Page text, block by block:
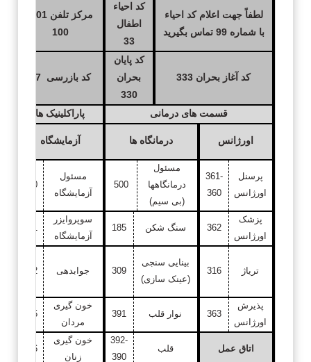
لطفاً جهت اعلام کد احیاء
با شماره 99 تماس بگیرید
کد احیاء
اطفال
33
100
کد آغاز بحران 333
کد پایان
بحران
330
کد بازرسی 77
قسمت های درمانی پاراکلینیک ها
اورژانس درمانگاه ها آزمایشگاه
پرسنل
اورژانس
361-
360
مسئول
درمانگاهها
(بی سیم)
500
مسئول
آزمایشگاه
430
پزشک
اورژانس
362 سنگ شکن 185
سوپروایزر
آزمایشگاه
431
تریاژ 316
بینایی سنجی
(عینک سازی)
309 جوابدهی 432
پذیرش
اورژانس
363 نوار قلب 391
خون گیری
مردان
435
اتاق عمل قلب
392-
390
خون گیری
زنان
436